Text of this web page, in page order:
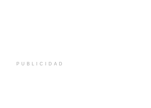
PUBLICIDAD